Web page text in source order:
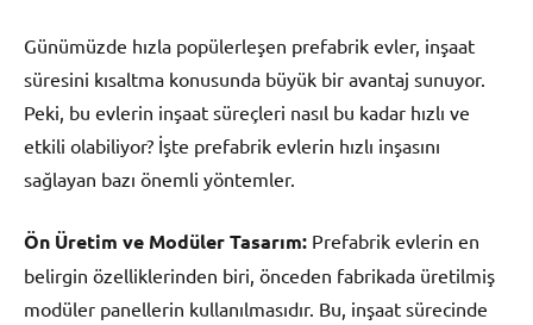
Günümüzde hızla popülerleşen prefabrik evler, inşaat
süresini kısaltma konusunda büyük bir avantaj sunuyor.
Peki, bu evlerin inşaat süreçleri nasıl bu kadar hızlı ve
etkili olabiliyor? İşte prefabrik evlerin hızlı inşasını
sağlayan bazı önemli yöntemler.
Ön Üretim ve Modüler Tasarım: Prefabrik evlerin en
belirgin özelliklerinden biri, önceden fabrikada üretilmiş
modüler panellerin kullanılmasıdır. Bu, inşaat sürecinde